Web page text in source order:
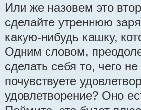
Или же назовем это
сделайте утреннюю
какую-нибудь кашку,
Одним словом,
сделать себя то, чего
почувствуете
удовлетворение? Оно